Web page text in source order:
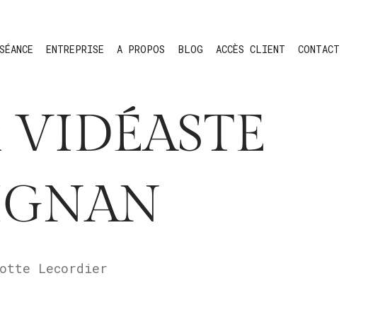
SÉANCE ENTREPRISE A PROPOS BLOG ACCÈS CLIENT CONTACT
Lecordier